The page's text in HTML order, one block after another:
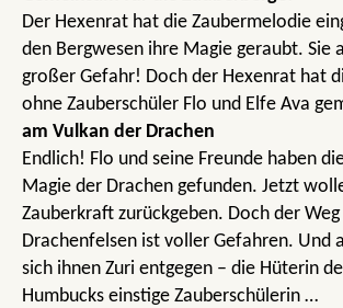
Der Hexenrat hat die Zaubermelodie
den Bergwesen ihre Magie geraubt. Sie
großer Gefahr! Doch der Hexenrat hat
ohne Zauberschüler Flo und Elfe Ava
am Vulkan der Drachen
Endlich! Flo und seine Freunde haben
Magie der Drachen gefunden. Jetzt
Zauberkraft zurückgeben. Doch der Weg
Drachenfelsen ist voller Gefahren. Und
sich ihnen Zuri entgegen – die Hüterin
Humbucks einstige Zauberschülerin …